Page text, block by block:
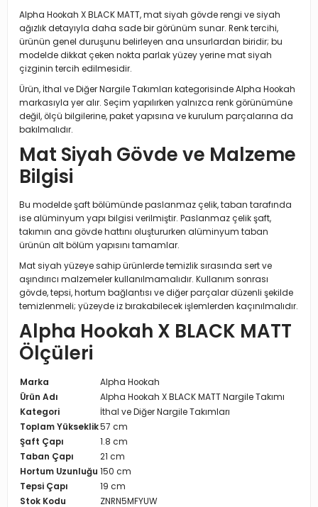
Alpha Hookah X BLACK MATT, mat siyah gövde rengi ve siyah
ağızlık detayıyla daha sade bir görünüm sunar. Renk tercihi,
ürünün genel duruşunu belirleyen ana unsurlardan biridir; bu
modelde dikkat çeken nokta parlak yüzey yerine mat siyah
çizginin tercih edilmesidir.
Ürün, İthal ve Diğer Nargile Takımları kategorisinde Alpha Hookah
markasıyla yer alır. Seçim yapılırken yalnızca renk görünümüne
değil, ölçü bilgilerine, paket yapısına ve kurulum parçalarına da
bakılmalıdır.
Mat Siyah Gövde ve Malzeme
Bilgisi
Bu modelde şaft bölümünde paslanmaz çelik, taban tarafında
ise alüminyum yapı bilgisi verilmiştir. Paslanmaz çelik şaft,
takımın ana gövde hattını oluştururken alüminyum taban
ürünün alt bölüm yapısını tamamlar.
Mat siyah yüzeye sahip ürünlerde temizlik sırasında sert ve
aşındırıcı malzemeler kullanılmamalıdır. Kullanım sonrası
gövde, tepsi, hortum bağlantısı ve diğer parçalar düzenli şekilde
temizlenmeli; yüzeyde iz bırakabilecek işlemlerden kaçınılmalıdır.
Alpha Hookah X BLACK MATT
Ölçüleri
Marka
Alpha Hookah
Ürün Adı
Alpha Hookah X BLACK MATT Nargile Takımı
Kategori
İthal ve Diğer Nargile Takımları
Toplam Yükseklik57 cm
Şaft Çapı
1.8 cm
Taban Çapı
21 cm
Hortum Uzunluğu 150 cm
Tepsi Çapı
19 cm
Stok Kodu
ZNRN5MFYUW